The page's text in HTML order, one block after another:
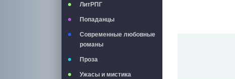
ЛитРПГ
Попаданцы
Современные любовные
романы
Проза
Ужасы и мистика